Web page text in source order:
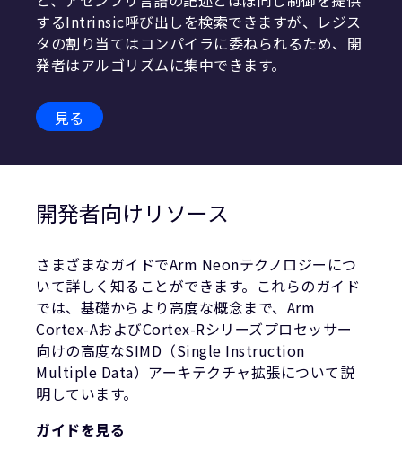
するIntrinsic呼び出しを検索できますが、レジス
タの割り当てはコンパイラに委ねられるため、開
発者はアルゴリズムに集中できます。
見る
開発者向けリソース
さまざまなガイドでArm Neonテクノロジーにつ
いて詳しく知ることができます。これらのガイド
では、基礎からより高度な概念まで、Arm
Cortex-AおよびCortex-Rシリーズプロセッサー
向けの高度なSIMD（Single Instruction
Multiple Data）アーキテクチャ拡張について説
明しています。
ガイドを見る